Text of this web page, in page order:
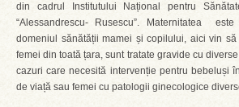
din cadrul Institutului Național pentru
“Alessandrescu- Rusescu”. Maternitatea
domeniul sănătății mamei și copilului, aici vin
femei din toată țara, sunt tratate gravide cu
cazuri care necesită intervenție pentru bebeluși
de viață sau femei cu patologii ginecologice